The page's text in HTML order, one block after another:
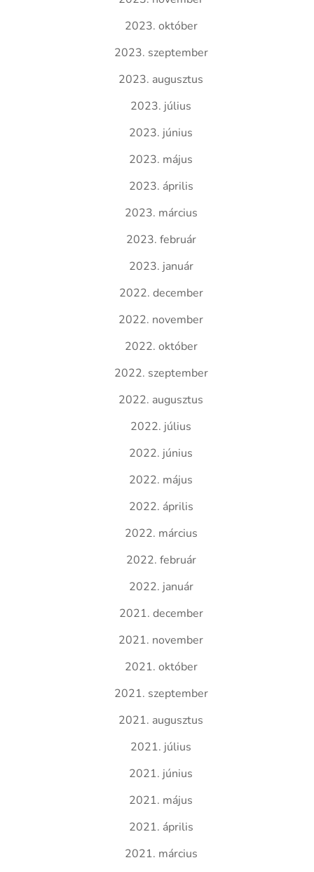
2023. október
2023. szeptember
2023. augusztus
2023. július
2023. június
2023. május
2023. április
2023. március
2023. február
2023. január
2022. december
2022. november
2022. október
2022. szeptember
2022. augusztus
2022. július
2022. június
2022. május
2022. április
2022. március
2022. február
2022. január
2021. december
2021. november
2021. október
2021. szeptember
2021. augusztus
2021. július
2021. június
2021. május
2021. április
2021. március